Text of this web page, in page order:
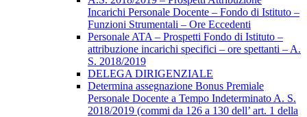
Incarichi Personale Docente – Fondo di Istituto –
Funzioni Strumentali – Ore Eccedenti
Personale ATA – Prospetti Fondo di Istituto –
attribuzione incarichi specifici – ore spettanti – A.
S. 2018/2019
DELEGA DIRIGENZIALE
Determina assegnazione Bonus Premiale
Personale Docente a Tempo Indeterminato A. S.
2018/2019 (commi da 126 a 130 dell’ art. 1 della